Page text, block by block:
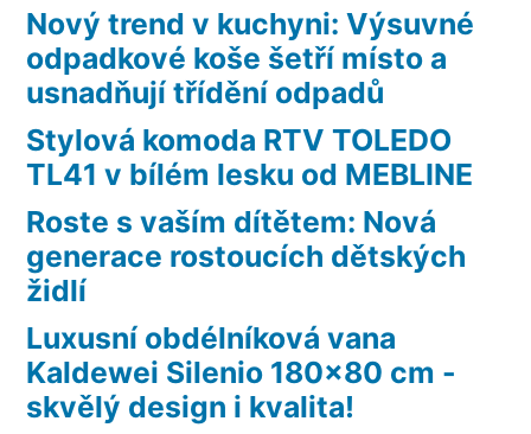
Nový trend v kuchyni: Výsuvné
odpadkové koše šetří místo a
usnadňují třídění odpadů
Stylová komoda RTV TOLEDO
TL41 v bílém lesku od MEBLINE
Roste s vaším dítětem: Nová
generace rostoucích dětských
židlí
Luxusní obdélníková vana
Kaldewei Silenio 180×80 cm -
skvělý design i kvalita!